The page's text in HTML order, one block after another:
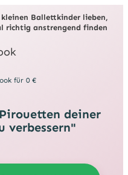
Ballettkinder lieben,
richtig anstrengend finden
für 0 €
deiner
verbessern"